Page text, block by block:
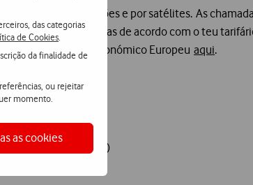
das categorias
de Cookies
da finalidade de
ou rejeitar
momento.
as cookies
em barcos, aviões e por satélites. As
Membros são taxadas de acordo com o teu
no Espaço Económico Europeu aqui.
a 1000 MB)